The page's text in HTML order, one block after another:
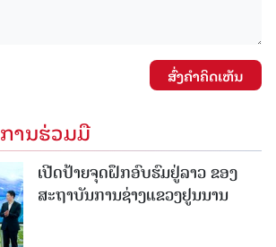
ສົ່ງຄໍາຄິດເຫັນ
ານຮ່ວມມື
ເປີດປ້າຍຈຸດຝຶກອົບຮົມຢູ່ລາວ ຂອງ
ສະຖາບັນການຊ່າງແຂວງຢູນນານ